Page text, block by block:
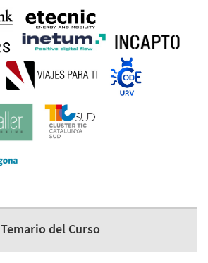
Temario del Curso